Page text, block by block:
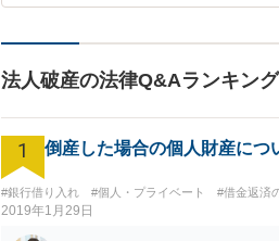
法人破産の法律Q&Aランキング
1 倒産した場合の個人財産につ
#銀行借り入れ #個人・プライベート #借金返済
2019年1月29日